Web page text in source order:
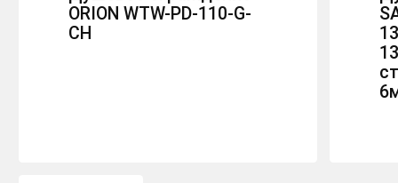
ORION WTW-PD-110-G-
CH